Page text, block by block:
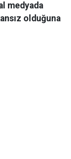
medyada
olduğuna